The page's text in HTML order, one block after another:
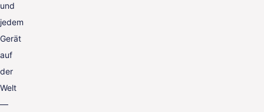
und
jedem
Gerät
auf
der
Welt
—